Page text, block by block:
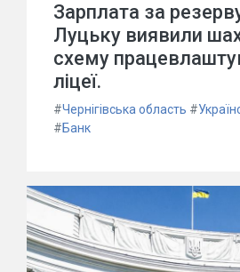
Зарплата за
Луцьку виявили
схему
ліцеї.
#Чернігівська область #
#Банк